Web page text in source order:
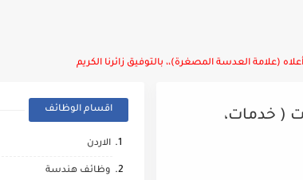
(علامة العدسة المصغرة)،، بالتوفيق زائرنا الكريم
( خدمات،
اقسام الوظائف
الاردن
وظائف هندسة